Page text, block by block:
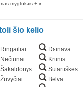
mygtukais + ir -
šio kelio
Ringailiai
Nečiūnai
Šakaldonys
Žuvyčiai
Dainava
Krunis
Sutartiškės
Belva